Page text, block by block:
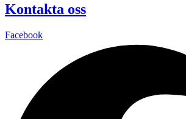
Kontakta oss
Facebook